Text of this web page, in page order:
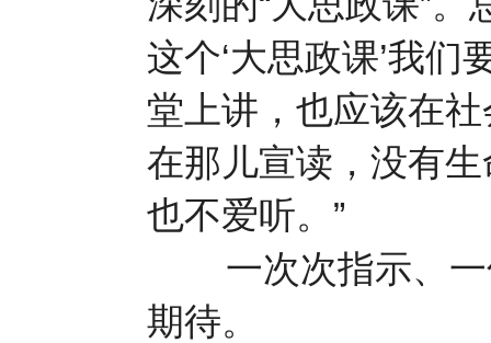
这个‘大思政课’我
堂上讲，也应该在
在那儿宣读，没有
也不爱听。”
一次次指示、一
期待。